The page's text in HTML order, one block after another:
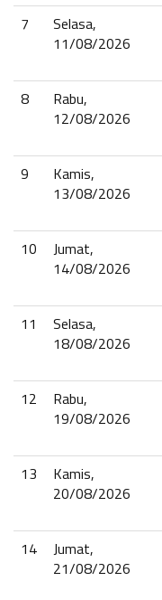
7
Selasa,
11/08/2026
8
Rabu,
12/08/2026
9
Kamis,
13/08/2026
10
Jumat,
14/08/2026
11
Selasa,
18/08/2026
12
Rabu,
19/08/2026
13
Kamis,
20/08/2026
14
Jumat,
21/08/2026